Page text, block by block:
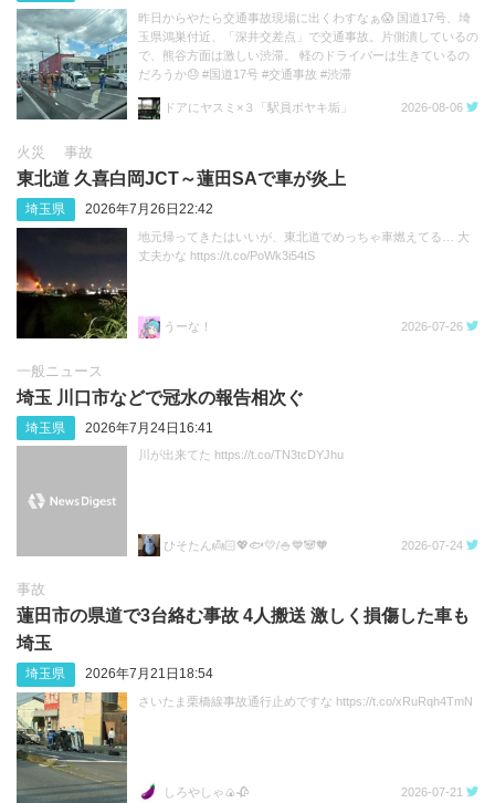
昨日からやたら交通事故現場に出くわすなぁ😱 国道17号、埼
玉県鴻巣付近、「深井交差点」で交通事故。片側潰しているの
で、熊谷方面は激しい渋滞。 軽のドライバーは生きているの
だろうか😓 #国道17号 #交通事故 #渋滞
ドアにヤスミ×３「駅員ボヤキ垢」
2026-08-06
火災 事故
東北道 久喜白岡JCT～蓮田SAで車が炎上
埼玉県 2026年7月26日22:42
地元帰ってきたはいいが、東北道でめっちゃ車燃えてる… 大
丈夫かな https://t.co/PoWk3i54tS
うーな！ 2026-07-26
一般ニュース
埼玉 川口市などで冠水の報告相次ぐ
埼玉県 2026年7月24日16:41
川が出来てた https://t.co/TN3tcDYJhu
ひそたん👼🏻💖🐟️💛/🍚💙🐼🧡 2026-07-24
事故
蓮田市の県道で3台絡む事故 4人搬送 激しく損傷した車も
埼玉
埼玉県 2026年7月21日18:54
さいたま栗橋線事故通行止めですな https://t.co/xRuRqh4TmN
しろやしゃ🍙🥀 2026-07-21